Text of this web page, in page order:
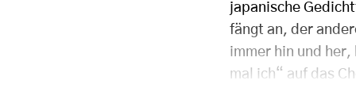
japanische
fängt an, der
immer hin und
mal ich“ auf das